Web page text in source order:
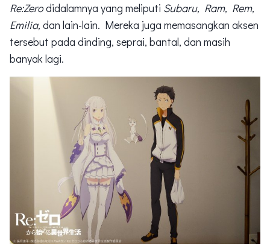
Re:Zerodidalamnya yang meliputi Subaru, Ram, Rem,
Emilia, dan lain-lain. Mereka juga memasangkan aksen
tersebut pada dinding, seprai, bantal, dan masih
banyak lagi.